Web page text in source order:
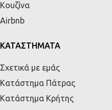
Κουζίνα
Airbnb
ΚΑΤΑΣΤΗΜΑΤΑ
Σχετικά με εμάς
Κατάστημα Πάτρας
Κατάστημα Κρήτης